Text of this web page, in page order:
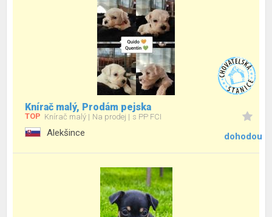
Knírač malý, Prodám pejska
TOP Knírač malý Na prodej s PP FCI
Alekšince dohodou